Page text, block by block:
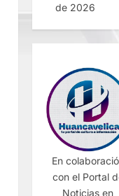
de 2026
En
con el Portal
Noticias en